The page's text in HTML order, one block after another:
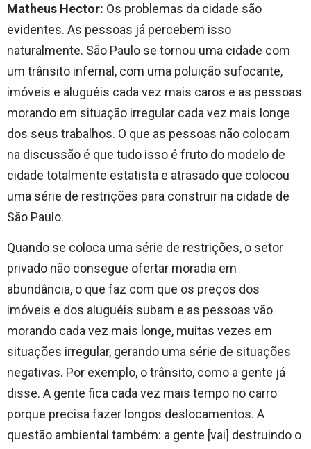
Matheus Hector: Os problemas da cidade são
evidentes. As pessoas já percebem isso
naturalmente. São Paulo se tornou uma cidade com
um trânsito infernal, com uma poluição sufocante,
imóveis e aluguéis cada vez mais caros e as pessoas
morando em situação irregular cada vez mais longe
dos seus trabalhos. O que as pessoas não colocam
na discussão é que tudo isso é fruto do modelo de
cidade totalmente estatista e atrasado que colocou
uma série de restrições para construir na cidade de
São Paulo.
Quando se coloca uma série de restrições, o setor
privado não consegue ofertar moradia em
abundância, o que faz com que os preços dos
imóveis e dos aluguéis subam e as pessoas vão
morando cada vez mais longe, muitas vezes em
situações irregular, gerando uma série de situações
negativas. Por exemplo, o trânsito, como a gente já
disse. A gente fica cada vez mais tempo no carro
porque precisa fazer longos deslocamentos. A
questão ambiental também: a gente [vai] destruindo o